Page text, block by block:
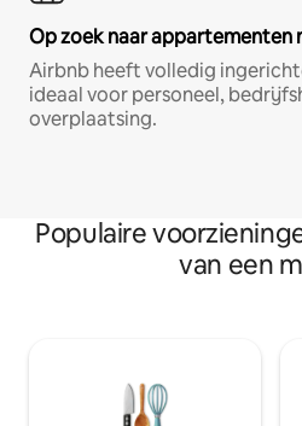
Op zoek naar appartementen
Airbnb heeft volledig
ideaal voor personeel,
overplaatsing.
Populaire
van een